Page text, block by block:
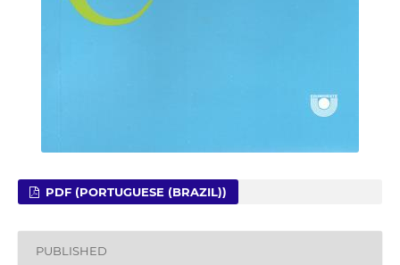
PDF (PORTUGUESE (BRAZIL))
PUBLISHED